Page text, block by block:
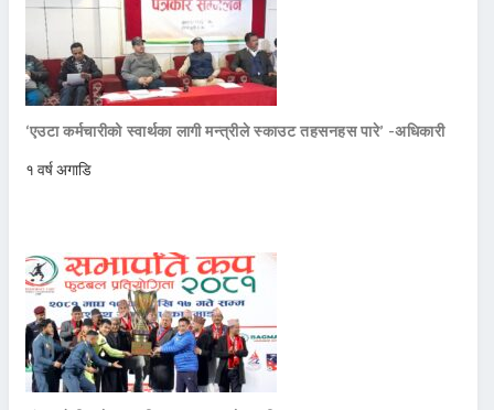
‘एउटा कर्मचारीको स्वार्थका लागी मन्त्रीले स्काउट तहसनहस पारे’ -अधिकारी
१ वर्ष अगाडि